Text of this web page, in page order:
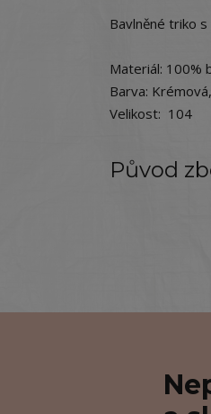
Bavlněné triko
Materiál: 100%
Barva:
Velikost: 104
Původ